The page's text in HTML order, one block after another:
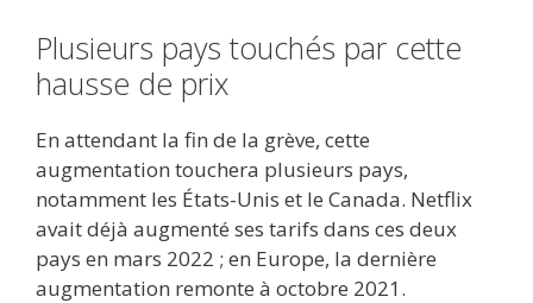
Plusieurs pays touchés par cette
hausse de prix
En attendant la fin de la grève, cette
augmentation touchera plusieurs pays,
notamment les États-Unis et le Canada. Netflix
avait déjà augmenté ses tarifs dans ces deux
pays en mars 2022 ; en Europe, la dernière
augmentation remonte à octobre 2021.